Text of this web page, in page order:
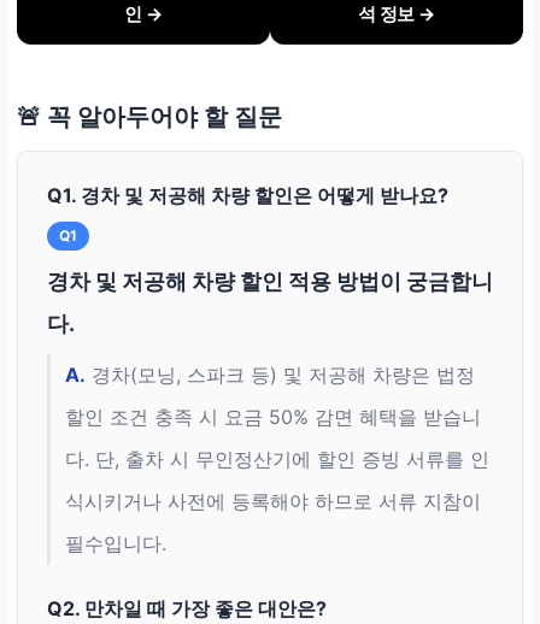
인 →
석 정보 →
🚨 꼭 알아두어야 할 질문
Q1. 경차 및 저공해 차량 할인은 어떻게 받나요?
Q1
경차 및 저공해 차량 할인 적용 방법이 궁금합니
다.
A. 경차(모닝, 스파크 등) 및 저공해 차량은 법정
할인 조건 충족 시 요금 50% 감면 혜택을 받습니
다. 단, 출차 시 무인정산기에 할인 증빙 서류를 인
식시키거나 사전에 등록해야 하므로 서류 지참이
필수입니다.
Q2. 만차일 때 가장 좋은 대안은?